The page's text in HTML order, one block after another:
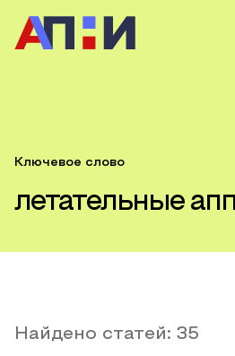
Ключевое слово
летательные
Найдено статей: 35